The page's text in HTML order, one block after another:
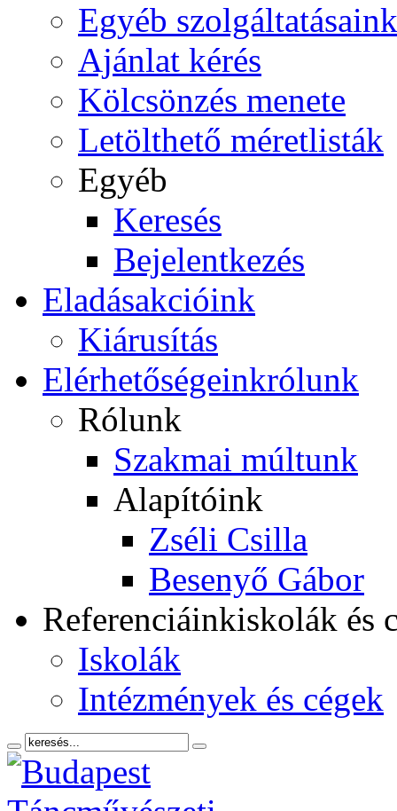
Egyéb szolgáltatásaink
Ajánlat kérés
Kölcsönzés menete
Letölthető méretlisták
Egyéb
Keresés
Bejelentkezés
Eladásakcióink
Kiárusítás
Elérhetőségeinkrólunk
Rólunk
Szakmai múltunk
Alapítóink
Zséli Csilla
Besenyő Gábor
Referenciáinkiskolák és
Iskolák
Intézmények és cégek